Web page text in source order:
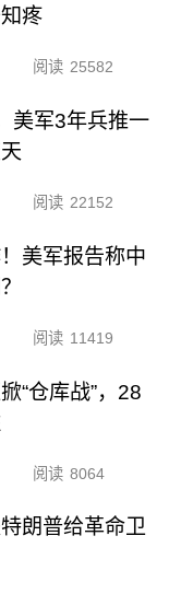
疼
阅读 25582
美军3年兵推一
阅读 22152
美军报告称中
阅读 11419
“仓库战”，28
阅读 8064
朗普给革命卫